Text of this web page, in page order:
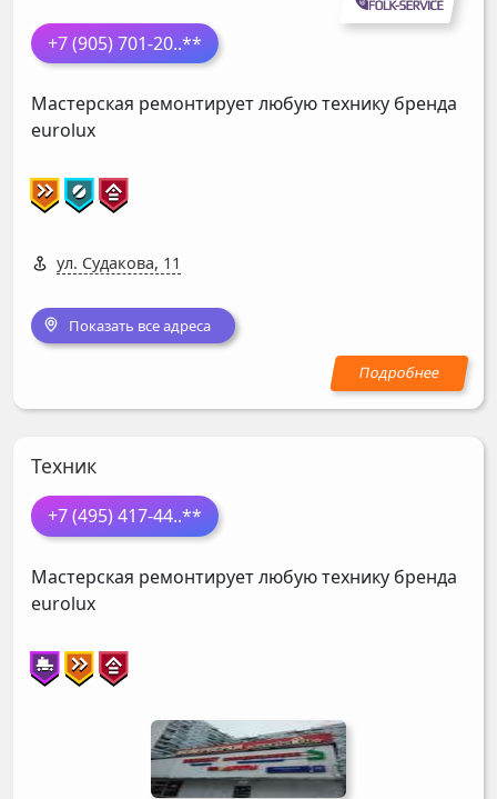
+7 (905) 701-20..**
Мастерская ремонтирует любую технику бренда
eurolux
ул. Судакова, 11
Показать все адреса
Техник
+7 (495) 417-44..**
Мастерская ремонтирует любую технику бренда
eurolux